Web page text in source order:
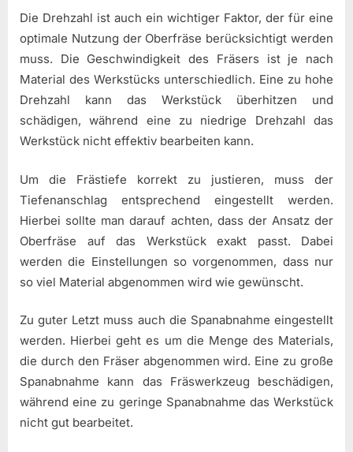
Die Drehzahl ist auch ein wichtiger Faktor, der für eine
optimale Nutzung der Oberfräse berücksichtigt werden
muss. Die Geschwindigkeit des Fräsers ist je nach
Material des Werkstücks unterschiedlich. Eine zu hohe
Drehzahl kann das Werkstück überhitzen und
schädigen, während eine zu niedrige Drehzahl das
Werkstück nicht effektiv bearbeiten kann.
Um die Frästiefe korrekt zu justieren, muss der
Tiefenanschlag entsprechend eingestellt werden.
Hierbei sollte man darauf achten, dass der Ansatz der
Oberfräse auf das Werkstück exakt passt. Dabei
werden die Einstellungen so vorgenommen, dass nur
so viel Material abgenommen wird wie gewünscht.
Zu guter Letzt muss auch die Spanabnahme eingestellt
werden. Hierbei geht es um die Menge des Materials,
die durch den Fräser abgenommen wird. Eine zu große
Spanabnahme kann das Fräswerkzeug beschädigen,
während eine zu geringe Spanabnahme das Werkstück
nicht gut bearbeitet.